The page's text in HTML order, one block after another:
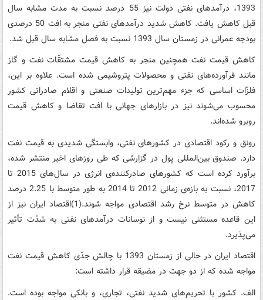
1393، درآمدهای نفتی دولت نیز 55 درصد نسبت به مدت مشابه سال
قبل کاهش یافت. کاهش شدید درآمدهای نفتی منجر به افت 50 درصدی
بودجه عمرانی در زمستان سال 1393 نسبت به فصل مشابه سال قبل شد.
کاهش قیمت نفت همچنین منجر به کاهش قیمت مشتقّات نفت و گاز
مانند فرآورده‌های نفتی و محصولات پتروشیمی شده است. علاوه بر این،
فلزّات اساسی که جزء مهم‌ترین تولیدات صنعتی و اقلام صادراتی کشور
محسوب می‌شوند نیز در بازارهای جهانی با افت تقاضا و کاهش قیمت
روبرو شده‌اند.
رونق و رکود اقتصادی در کشورهای نفتی، وابستگی شدیدی به قیمت نفت
دارد. صندوق بین‌المللی پول در گزارشی که طی روزهای اخیر منتشر شده،
برآورد کرده است که کشورهای صادرکننده‌ی انرژی در سال‌های 2015 تا
2017، نسبت به بازه‌ی زمانی 2012 تا 2014 به طور متوسط با 2.25 درصد
کاهش در متوسط نرخ رشد اقتصادی مواجه شوند.(1)اقتصاد ایران نیز از
این قاعده مستثنی نیست و از نوسانات درآمدهای نفتی به شدّت تأثیر
می‌پذیرد.
اقتصاد ایران در حالی از زمستان 1393 با چالش جدّی کاهش قیمت نفت
مواجه شده که از دو جهت در مضیقه قرار داشته است:
الف. کشور با تحریم‌های شدید نفتی، تجاری، و بانکی مواجه بوده است.